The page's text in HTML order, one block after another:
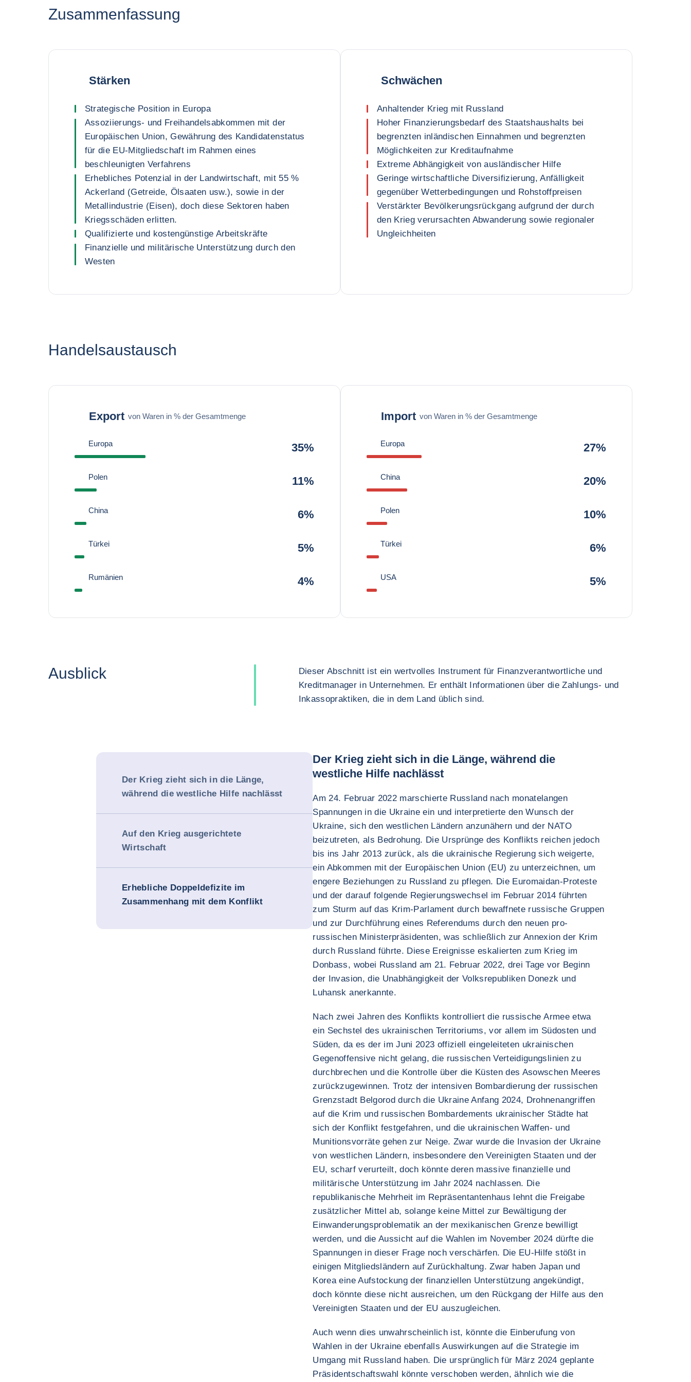
Zusammenfassung
Stärken
Strategische Position in Europa
Assoziierungs- und Freihandelsabkommen mit der
Europäischen Union, Gewährung des Kandidatenstatus
für die EU-Mitgliedschaft im Rahmen eines
beschleunigten Verfahrens
Erhebliches Potenzial in der Landwirtschaft, mit 55 %
Ackerland (Getreide, Ölsaaten usw.), sowie in der
Metallindustrie (Eisen), doch diese Sektoren haben
Kriegsschäden erlitten.
Qualifizierte und kostengünstige Arbeitskräfte
Finanzielle und militärische Unterstützung durch den
Westen
Schwächen
Anhaltender Krieg mit Russland
Hoher Finanzierungsbedarf des Staatshaushalts bei
begrenzten inländischen Einnahmen und begrenzten
Möglichkeiten zur Kreditaufnahme
Extreme Abhängigkeit von ausländischer Hilfe
Geringe wirtschaftliche Diversifizierung, Anfälligkeit
gegenüber Wetterbedingungen und Rohstoffpreisen
Verstärkter Bevölkerungsrückgang aufgrund der durch
den Krieg verursachten Abwanderung sowie regionaler
Ungleichheiten
Handelsaustausch
Export von Waren in % der Gesamtmenge
Europa 35%
Polen 11%
China 6%
Türkei 5%
Rumänien 4%
Import von Waren in % der Gesamtmenge
Europa 27%
China 20%
Polen 10%
Türkei 6%
USA 5%
Ausblick
Dieser Abschnitt ist ein wertvolles Instrument für Finanzverantwortliche und
Kreditmanager in Unternehmen. Er enthält Informationen über die Zahlungs- und
Inkassopraktiken, die in dem Land üblich sind.
Der Krieg zieht sich in die Länge,
während die westliche Hilfe nachlässt
Auf den Krieg ausgerichtete
Wirtschaft
Erhebliche Doppeldefizite im
Zusammenhang mit dem Konflikt
Der Krieg zieht sich in die Länge, während die
westliche Hilfe nachlässt
Am 24. Februar 2022 marschierte Russland nach monatelangen
Spannungen in die Ukraine ein und interpretierte den Wunsch der
Ukraine, sich den westlichen Ländern anzunähern und der NATO
beizutreten, als Bedrohung. Die Ursprünge des Konflikts reichen jedoch
bis ins Jahr 2013 zurück, als die ukrainische Regierung sich weigerte,
ein Abkommen mit der Europäischen Union (EU) zu unterzeichnen, um
engere Beziehungen zu Russland zu pflegen. Die Euromaidan-Proteste
und der darauf folgende Regierungswechsel im Februar 2014 führten
zum Sturm auf das Krim-Parlament durch bewaffnete russische Gruppen
und zur Durchführung eines Referendums durch den neuen pro-
russischen Ministerpräsidenten, was schließlich zur Annexion der Krim
durch Russland führte. Diese Ereignisse eskalierten zum Krieg im
Donbass, wobei Russland am 21. Februar 2022, drei Tage vor Beginn
der Invasion, die Unabhängigkeit der Volksrepubliken Donezk und
Luhansk anerkannte.
Nach zwei Jahren des Konflikts kontrolliert die russische Armee etwa
ein Sechstel des ukrainischen Territoriums, vor allem im Südosten und
Süden, da es der im Juni 2023 offiziell eingeleiteten ukrainischen
Gegenoffensive nicht gelang, die russischen Verteidigungslinien zu
durchbrechen und die Kontrolle über die Küsten des Asowschen Meeres
zurückzugewinnen. Trotz der intensiven Bombardierung der russischen
Grenzstadt Belgorod durch die Ukraine Anfang 2024, Drohnenangriffen
auf die Krim und russischen Bombardements ukrainischer Städte hat
sich der Konflikt festgefahren, und die ukrainischen Waffen- und
Munitionsvorräte gehen zur Neige. Zwar wurde die Invasion der Ukraine
von westlichen Ländern, insbesondere den Vereinigten Staaten und der
EU, scharf verurteilt, doch könnte deren massive finanzielle und
militärische Unterstützung im Jahr 2024 nachlassen. Die
republikanische Mehrheit im Repräsentantenhaus lehnt die Freigabe
zusätzlicher Mittel ab, solange keine Mittel zur Bewältigung der
Einwanderungsproblematik an der mexikanischen Grenze bewilligt
werden, und die Aussicht auf die Wahlen im November 2024 dürfte die
Spannungen in dieser Frage noch verschärfen. Die EU-Hilfe stößt in
einigen Mitgliedsländern auf Zurückhaltung. Zwar haben Japan und
Korea eine Aufstockung der finanziellen Unterstützung angekündigt,
doch könnte diese nicht ausreichen, um den Rückgang der Hilfe aus den
Vereinigten Staaten und der EU auszugleichen.
Auch wenn dies unwahrscheinlich ist, könnte die Einberufung von
Wahlen in der Ukraine ebenfalls Auswirkungen auf die Strategie im
Umgang mit Russland haben. Die ursprünglich für März 2024 geplante
Präsidentschaftswahl könnte verschoben werden, ähnlich wie die